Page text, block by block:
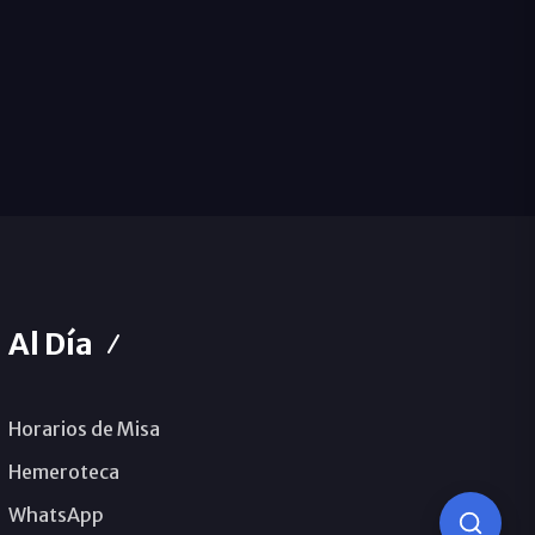
Al Día
Horarios de Misa
Hemeroteca
WhatsApp